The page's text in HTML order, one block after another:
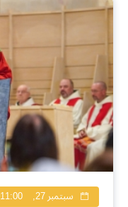
سبتمبر 27, 2025 11:00 ص